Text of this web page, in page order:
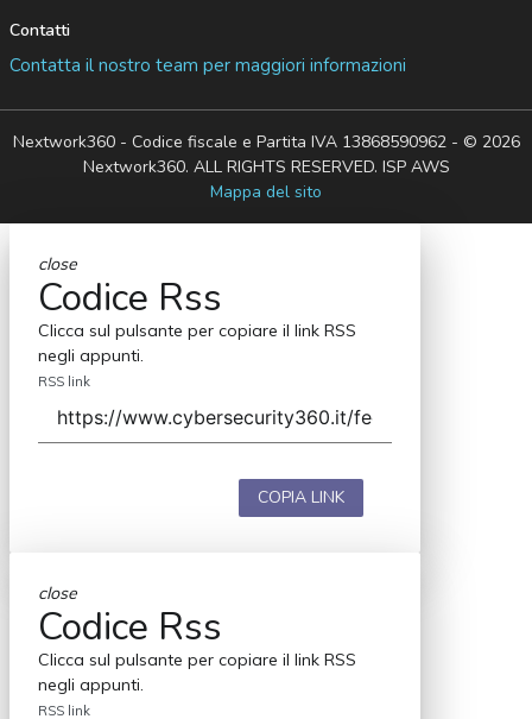
Contatti
Contatta il nostro team per maggiori informazioni
Nextwork360 - Codice fiscale e Partita IVA 13868590962 - © 2026
Nextwork360. ALL RIGHTS RESERVED. ISP AWS
Mappa del sito
close
Codice Rss
Clicca sul pulsante per copiare il link RSS
negli appunti.
RSS link
COPIA LINK
close
Codice Rss
Clicca sul pulsante per copiare il link RSS
negli appunti.
RSS link